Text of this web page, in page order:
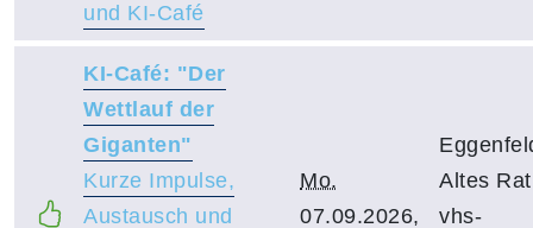
und KI-Café
KI-Café: "Der
Wettlauf der
Giganten"
Kurze Impulse,
Austausch und
Mo.
07.09.2026,
Altes
vhs-